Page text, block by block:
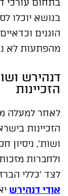
בתחום עורכי
בנושא יוכלו
הוגנים
מהפתעות לא
דנהירש
הזכיינות
לאחר למעלה
הזכיינות
ושות', ניסיון
לצד 'כללי
אודי דנהירש